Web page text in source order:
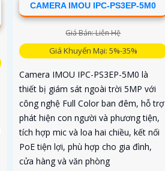
CAMERA IMOU IPC-PS3EP-5M0
Giá Bán: Liên Hệ
Giá Khuyến Mại: 5%-35%
Camera IMOU IPC-PS3EP-5M0 là
thiết bị giám sát ngoài trời 5MP với
công nghệ Full Color ban đêm, hỗ trợ
phát hiện con người và phương tiện,
tích hợp mic và loa hai chiều, kết nối
PoE tiện lợi, phù hợp cho gia đình,
cửa hàng và văn phòng